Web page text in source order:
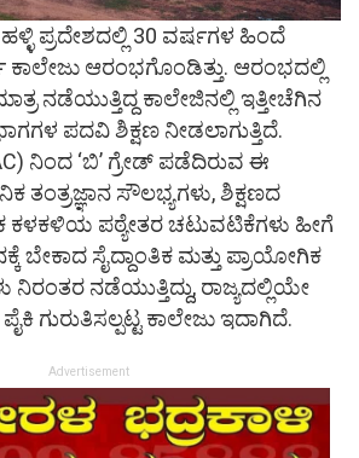
ಪ್ರದೇಶದಲ್ಲಿ 30 ವರ್ಷಗಳ ಹಿಂದೆ
ಆರಂಭಗೊಂಡಿತ್ತು. ಆರಂಭದಲ್ಲಿ
ನಡೆಯುತ್ತಿದ್ದ‌ ಕಾಲೇಜಿನಲ್ಲಿ ಇತ್ತೀಚೆಗಿನ
ಪದವಿ ಶಿಕ್ಷಣ ನೀಡಲಾಗುತ್ತಿದೆ.
ನಿಂದ ‘ಬಿ’ ಗ್ರೇಡ್ ಪಡೆದಿರುವ ಈ
ತಂತ್ರಜ್ಞಾನ ಸೌಲಭ್ಯಗಳು, ಶಿಕ್ಷಣದ
ಕಳಕಳಿಯ ಪಠ್ಯೇತರ ಚಟುವಟಿಕೆಗಳು ಹೀಗೆ
ಬೇಕಾದ ಸೈದ್ದಾಂತಿಕ ಮತ್ತು ಪ್ರಾಯೋಗಿಕ
ನಿರಂತರ ನಡೆಯುತ್ತಿದ್ದು, ರಾಜ್ಯದಲ್ಲಿಯೇ
ಗುರುತಿಸಲ್ಪಟ್ಟ ಕಾಲೇಜು ಇದಾಗಿದೆ.
Advertisement